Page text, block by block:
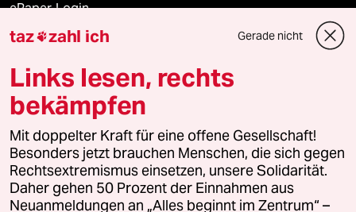
ePaper Login
Downloads für Abonnierende
© 2026 taz Verlags und Vertriebs GmbH
Alle Rechte vorbehalten. Bei rechtlichen Fragen oder für Genehmigungen
wenden Sie sich bitte an lizenzen@taz.de
Feedback Redaktionsstatut Kommune-Richtlinien
taz zahl ich Gerade nicht
Links lesen, rechts
bekämpfen
Mit doppelter Kraft für eine offene Gesellschaft!
Besonders jetzt brauchen Menschen, die sich gegen
Rechtsextremismus einsetzen, unsere Solidarität.
Daher gehen 50 Prozent der Einnahmen aus
Neuanmeldungen an „Alles beginnt im Zentrum“ –